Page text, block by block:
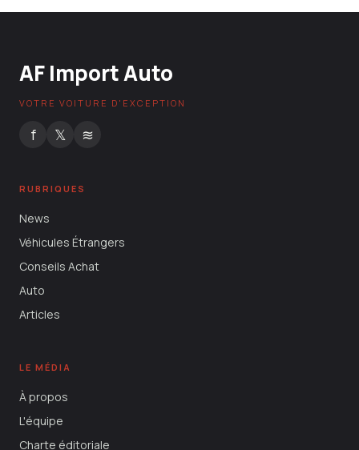
AF Import Auto
VOTRE VOITURE D'EXCEPTION
f 𝕏 ≋
RUBRIQUES
News
Véhicules Étrangers
Conseils Achat
Auto
Articles
LE MÉDIA
À propos
L'équipe
Charte éditoriale